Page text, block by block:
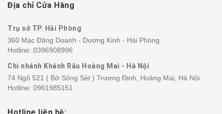
Địa chỉ Cửa Hàng
Trụ sở TP. Hải Phòng
360 Mạc Đăng Doanh - Dương Kinh - Hải Phòng
Hotline: 0396908996
Chi nhánh Khánh Râu Hoàng Mai - Hà Nội
74 Ngõ 521 ( Bờ Sông Sét ) Trương Định, Hoàng Mai, Hà Nội
Hotline: 0961985151